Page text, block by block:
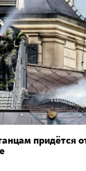
придётся